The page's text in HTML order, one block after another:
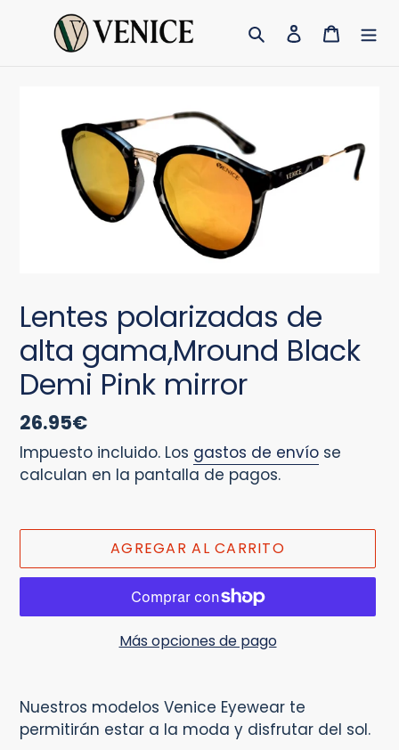
directamente
Buscar IngresarCarrito
Lentes polarizadas de
alta gama,Mround Black
Demi Pink mirror
Precio
habitual
26.95€
Impuesto incluido. Los gastos de envío se
calculan en la pantalla de pagos.
AGREGAR AL CARRITO
Más opciones de pago
el
producto
Nuestros modelos Venice Eyewear te
permitirán estar a la moda y disfrutar del sol.